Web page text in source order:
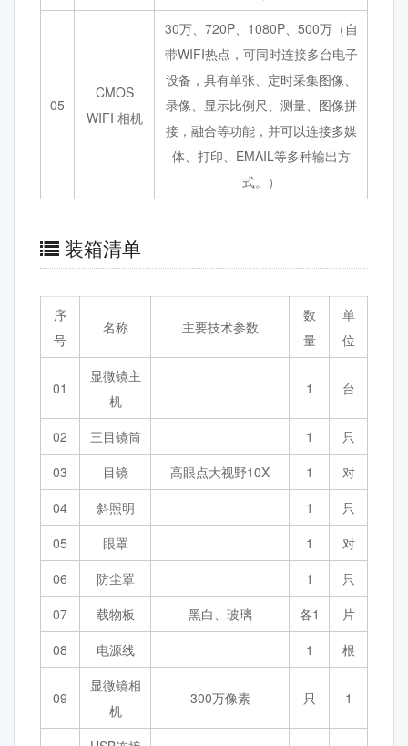
05
CMOS
WIFI 相机
30万、720P、1080P、500万（自
带WIFI热点，可同时连接多台电子
设备，具有单张、定时采集图像、
录像、显示比例尺、测量、图像拼
接，融合等功能，并可以连接多媒
体、打印、EMAIL等多种输出方
式。）
装箱清单
序
号
名称 主要技术参数
数
量
单
位
01
显微镜主
机
1 台
02 三目镜筒 1
只
03
目镜 高眼点大视野10X 1
对
04
斜照明 1
只
05
眼罩 1
对
06
防尘罩 1
只
07
载物板 黑白、玻璃 各1
片
08
电源线 1 根
09
显微镜相
机
300万像素 只 1